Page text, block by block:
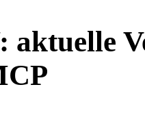
aktuelle